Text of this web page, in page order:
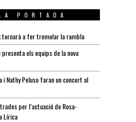
PORTADA
tornarà a fer tremolar la rambla
presenta els equips de la nova
i Nathy Peluso faran un concert al
per l’actuació de Rosa-
Lírica